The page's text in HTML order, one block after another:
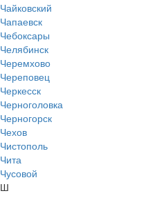
Чайковский
Чапаевск
Чебоксары
Челябинск
Черемхово
Череповец
Черкесск
Черноголовка
Черногорск
Чехов
Чистополь
Чита
Чусовой
Ш